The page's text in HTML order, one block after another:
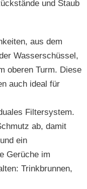
und Staub
aus dem
Wasserschüssel,
oberen Turm. Diese
auch ideal für
Filtersystem.
ab, damit
ein
Gerüche im
Trinkbrunnen,